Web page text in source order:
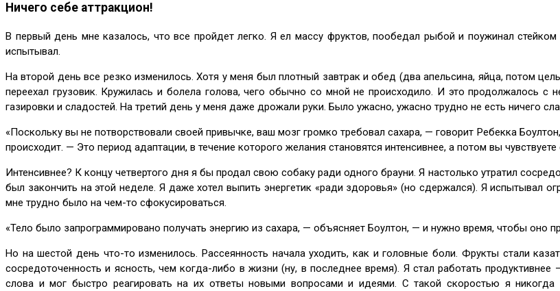
Ничего себе аттракцион!
В первый день мне казалось, что все пройдет легко. Я ел массу фруктов, пообедал рыбой и поужинал
испытывал.
На второй день все резко изменилось. Хотя у меня был плотный завтрак и обед (два апельсина, яйца, потом
переехал грузовик. Кружилась и болела голова, чего обычно со мной не происходило. И это продолжалось
газировки и сладостей. На третий день у меня даже дрожали руки. Было ужасно, ужасно трудно не есть ничего
«Поскольку вы не потворствовали своей привычке, ваш мозг громко требовал сахара, — говорит Ребекка
происходит. — Это период адаптации, в течение которого желания становятся интенсивнее, а потом вы чувствуете
Интенсивнее? К концу четвертого дня я бы продал свою собаку ради одного брауни. Я настолько утратил
был закончить на этой неделе. Я даже хотел выпить энергетик «ради здоровья» (но сдержался). Я испытывал
мне трудно было на чем-то сфокусироваться.
«Тело было запрограммировано получать энергию из сахара, — объясняет Боултон, — и нужно время, чтобы оно
Но на шестой день что-то изменилось. Рассеянность начала уходить, как и головные боли. Фрукты стали
сосредоточенность и ясность, чем когда-либо в жизни (ну, в последнее время). Я стал работать
слова и мог быстро реагировать на их ответы новыми вопросами и идеями. С такой скоростью я